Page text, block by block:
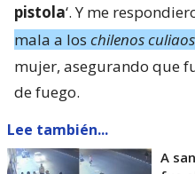
pistola‘. Y me
mala a los chilenos culiaos
mujer, asegurando que
de fuego.
Lee también...
A